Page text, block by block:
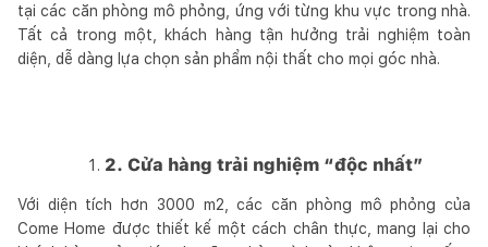
tại các căn phòng mô phỏng, ứng với từng khu vực trong nhà.
Tất cả trong một, khách hàng tận hưởng trải nghiệm toàn
diện, dễ dàng lựa chọn sản phẩm nội thất cho mọi góc nhà.
2. Cửa hàng trải nghiệm “độc nhất”
Với diện tích hơn 3000 m2, các căn phòng mô phỏng của
Come Home được thiết kế một cách chân thực, mang lại cho